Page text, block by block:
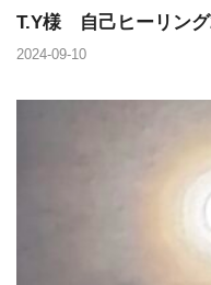
T.Y様 自己ヒーリング
2024-09-10